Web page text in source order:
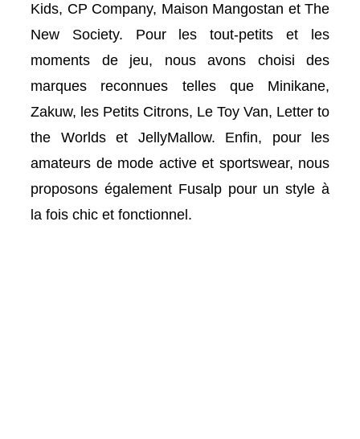
Kids, CP Company, Maison Mangostan et The
New Society. Pour les tout-petits et les
moments de jeu, nous avons choisi des
marques reconnues telles que Minikane,
Zakuw, les Petits Citrons, Le Toy Van, Letter to
the Worlds et JellyMallow. Enfin, pour les
amateurs de mode active et sportswear, nous
proposons également Fusalp pour un style à
la fois chic et fonctionnel.